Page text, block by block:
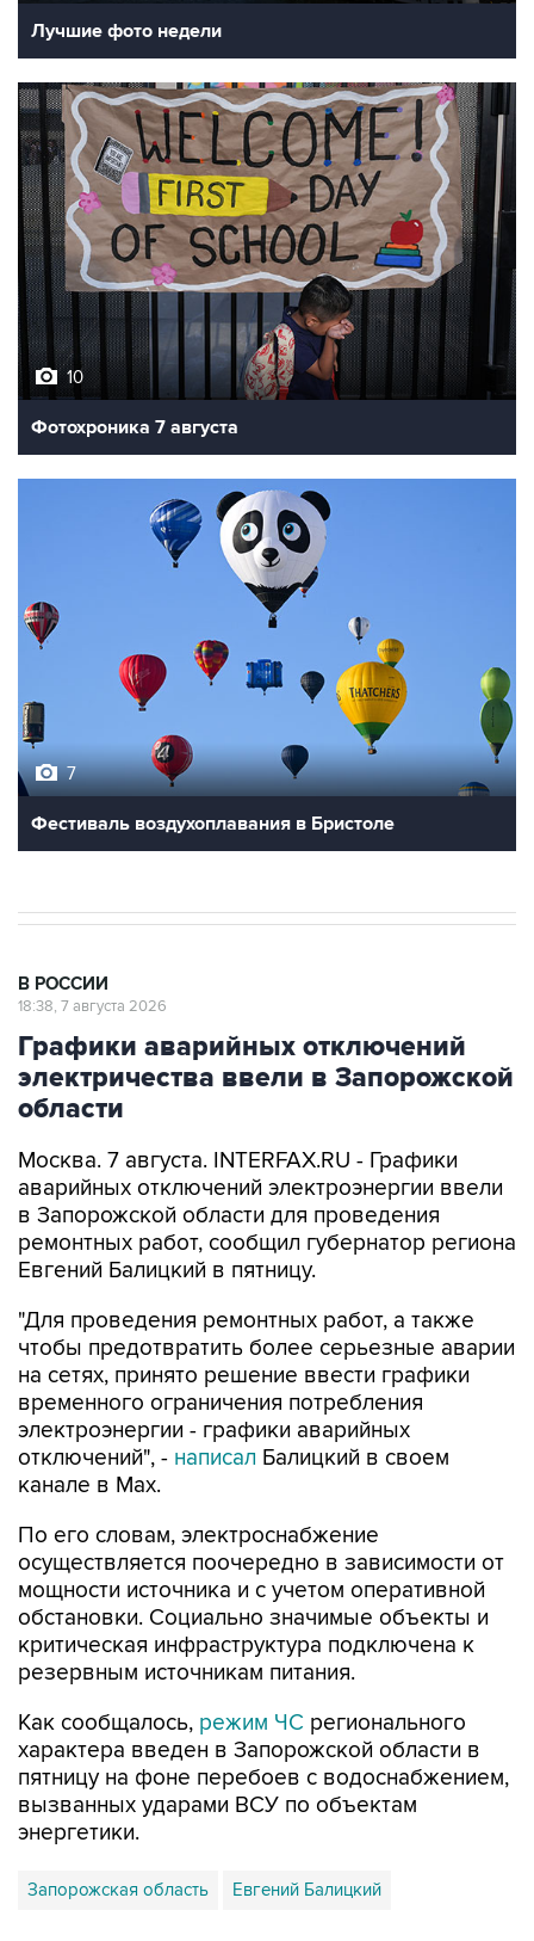
Лучшие фото недели
10
Фотохроника 7 августа
7
Фестиваль воздухоплавания в Бристоле
В РОССИИ
18:38, 7 августа 2026
Графики аварийных отключений
электричества ввели в Запорожской
области
Москва. 7 августа. INTERFAX.RU - Графики
аварийных отключений электроэнергии ввели
в Запорожской области для проведения
ремонтных работ, сообщил губернатор региона
Евгений Балицкий в пятницу.
"Для проведения ремонтных работ, а также
чтобы предотвратить более серьезные аварии
на сетях, принято решение ввести графики
временного ограничения потребления
электроэнергии - графики аварийных
отключений", - написал Балицкий в своем
канале в Max.
По его словам, электроснабжение
осуществляется поочередно в зависимости от
мощности источника и с учетом оперативной
обстановки. Социально значимые объекты и
критическая инфраструктура подключена к
резервным источникам питания.
Как сообщалось, режим ЧС регионального
характера введен в Запорожской области в
пятницу на фоне перебоев с водоснабжением,
вызванных ударами ВСУ по объектам
энергетики.
Запорожская область Евгений Балицкий